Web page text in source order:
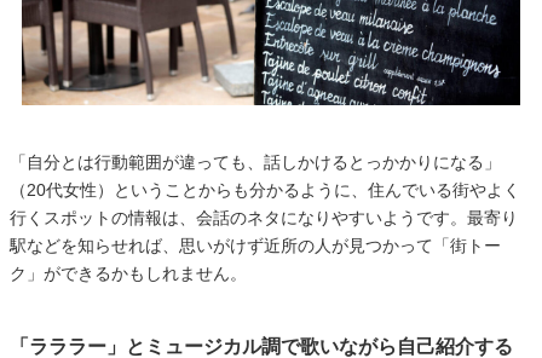
「自分とは行動範囲が違っても、話しかけるとっかかりになる」
（20代女性）ということからも分かるように、住んでいる街やよく
行くスポットの情報は、会話のネタになりやすいようです。最寄り
駅などを知らせれば、思いがけず近所の人が見つかって「街トー
ク」ができるかもしれません。
「ラララー」とミュージカル調で歌いながら自己紹介する